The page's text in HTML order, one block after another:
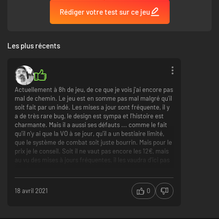
mais elles vous obligent à mieux doser vos esquives tout en conservant
une bonne maîtrise de votre endurance !
Aron's Adventure propose plus de 40 ennemis différents à combattre !
Des dizaines de créatures différentes mélangées en diverses
combinaisons vous mettront au défi. Avec des combats de boss et de
mini-boss, chaque région vous réserve de multiples épreuves à surmonter
! De petites araignées aux zombies et même un dragon!
Avez-vous ce qu'il faut pour repousser le mal qui s'abat sur Élor?
Rédiger votre test sur ce jeu
Les plus récents
Actuellement à 8h de jeu, de ce que je vois j'ai encore pas
mal de chemin. Le jeu est en somme pas mal malgré qu'il
soit fait par un indé. Les mises a jour sont fréquente, il y
a de très rare bug, le design est sympa et l'histoire est
charmante. Mais il a aussi ses défauts ... comme le fait
qu'il n'y ai que la VO à se jour, qu'il a un bestiaire limité,
que le système de combat soit juste bourrin. Mais pour le
prix je le conseil. Soit il ne vaut pas encore les 12€, mais
au vu des mises à jours fréquentes, il les vaudra d'ici pas
Bien Opti
Histoire prenante
18 avril 2021 0